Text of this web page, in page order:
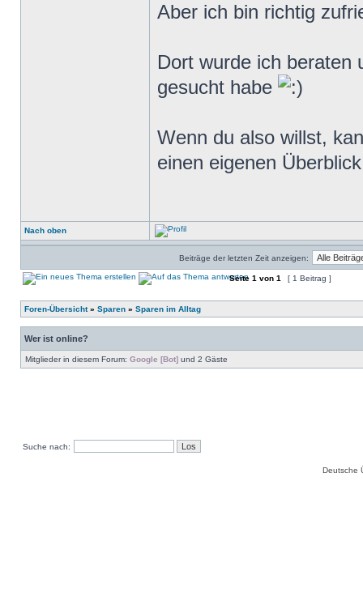
Aber ich bin richtig
Dort wurde ich beraten
gesucht habe
Wenn du also willst,
einen eigenen
Nach oben
Beiträge der letzten Zeit anzeigen:
Seite 1 von 1 [ 1 Beitrag ]
Foren-Übersicht» Sparen » Sparen im Alltag
Wer ist online?
Mitglieder in diesem Forum: Google [Bot] und 2 Gäste
Suche nach:
Deutsche